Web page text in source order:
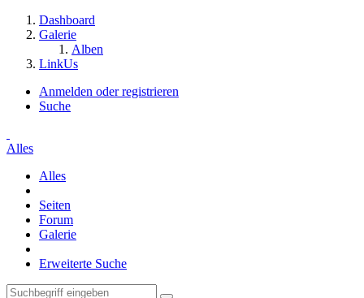
Dashboard
Galerie
Alben
LinkUs
Anmelden oder registrieren
Suche
Alles
Alles
Seiten
Forum
Galerie
Erweiterte Suche